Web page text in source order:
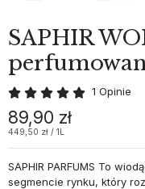
SAPHIR
1 Opinie
89,90 zł
449,50 zł / 1L
SAPHIR PARFUMS To
segmencie rynku, który